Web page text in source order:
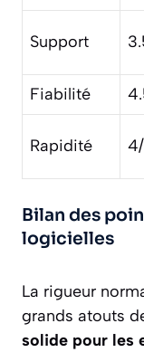
Support
Fiabilité
Rapidité
Bilan des
logicielles
La rigueur
grands atouts
solide pour les